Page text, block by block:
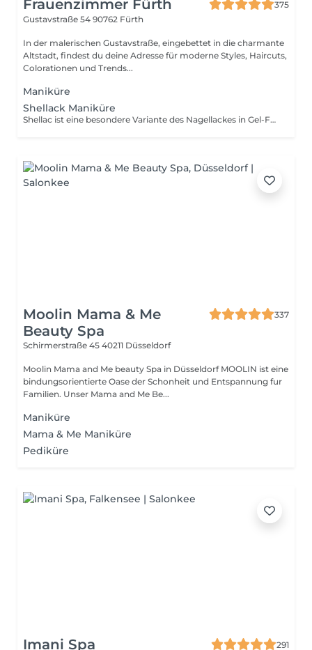
Frauenzimmer Fürth
375
Gustavstraße 54 90762 Fürth
In der malerischen Gustavstraße, eingebettet in die charmante
Altstadt, findest du deine Adresse für moderne Styles, Haircuts,
Colorationen und Trends...
Maniküre
Shellack Maniküre
Shellac ist eine besondere Variante des Nagellackes in Gel-Form.
Moolin Mama & Me
Beauty Spa
337
Schirmerstraße 45 40211 Düsseldorf
Moolin Mama and Me beauty Spa in Düsseldorf MOOLIN ist eine
bindungsorientierte Oase der Schonheit und Entspannung fur
Familien. Unser Mama and Me Be...
Maniküre
Mama & Me Maniküre
Pediküre
Imani Spa
291